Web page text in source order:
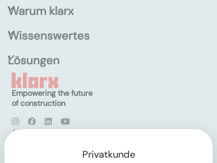
Warum klarx
Wissenswertes
Lösungen
Empowering the future
of construction
AGB
Privatkunde